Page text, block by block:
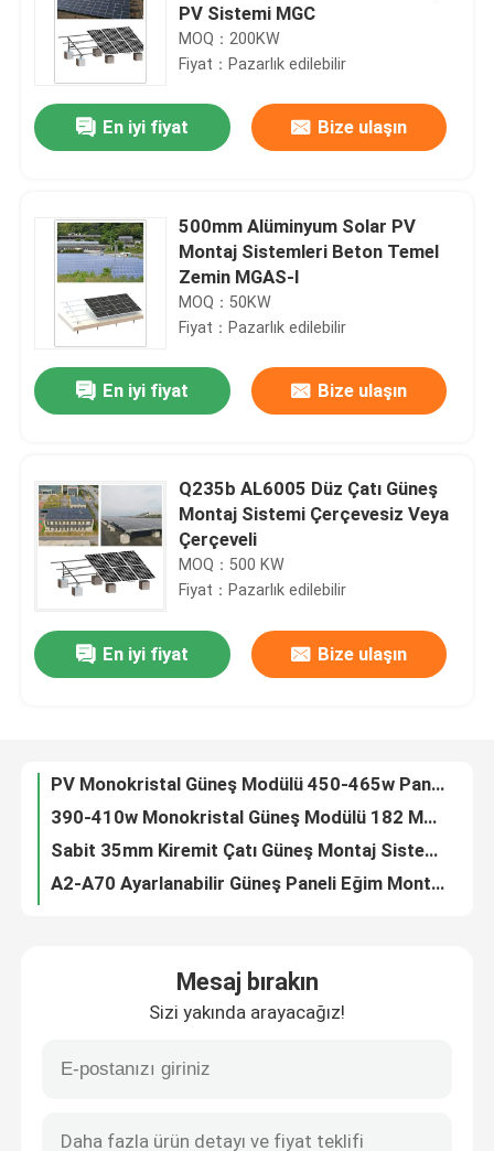
Ev
Ürünler
videolar
Hakkımızda
Fabrika turu
Vakalar
Solar PV Montaj Sistemleri
PV Sistemi MGC
MOQ：200KW
Fiyat：Pazarlık edilebilir
En iyi fiyat Bize ulaşın
500mm Alüminyum Solar PV
Montaj Sistemleri Beton Temel
Zemin MGAS-I
MOQ：50KW
Fiyat：Pazarlık edilebilir
En iyi fiyat Bize ulaşın
Q235b AL6005 Düz Çatı Güneş
Montaj Sistemi Çerçevesiz Veya
Çerçeveli
MOQ：500 KW
Fiyat：Pazarlık edilebilir
En iyi fiyat Bize ulaşın
A2-A70 Ayarlanabilir Güneş Paneli Eğim Montaj Braketleri, Alüminyum Güneş Kiremit Çatı Braketi
Fotovoltaik Ticari Ray Daha Az Solar Montajlı Konut Alüminyum Panel Braketleri
Tek Sütunlu HDG Çelik Solar Carport Beton Tabanlı PV Yapıları
4 Kolonlu Fotovoltaik Güneş Paneli Carport Alüminyum Otopark Sistemi
Mesaj bırakın
Sizi yakında arayacağız!